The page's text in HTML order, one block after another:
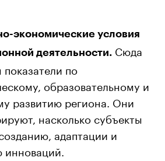
экономические условия
деятельности. Сюда
по
образовательному и
развитию региона. Они
насколько субъекты
адаптации и